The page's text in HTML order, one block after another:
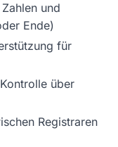
und
Ende)
für
über
Registraren